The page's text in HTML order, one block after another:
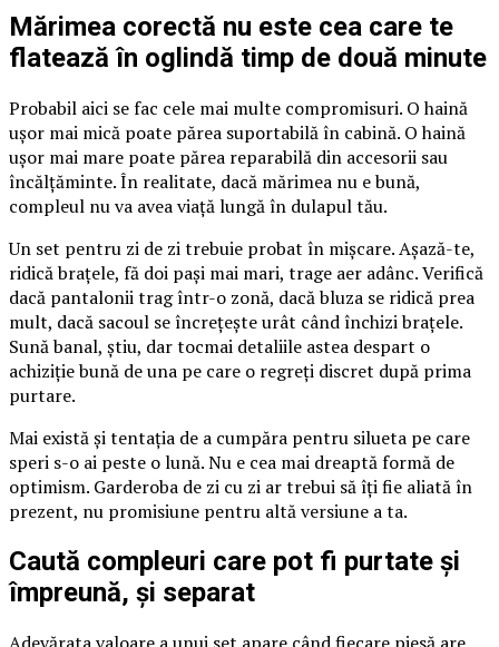
Mărimea corectă nu este cea care te
flatează în oglindă timp de două minute
Probabil aici se fac cele mai multe compromisuri. O haină
ușor mai mică poate părea suportabilă în cabină. O haină
ușor mai mare poate părea reparabilă din accesorii sau
încălțăminte. În realitate, dacă mărimea nu e bună,
compleul nu va avea viață lungă în dulapul tău.
Un set pentru zi de zi trebuie probat în mișcare. Așază-te,
ridică brațele, fă doi pași mai mari, trage aer adânc. Verifică
dacă pantalonii trag într-o zonă, dacă bluza se ridică prea
mult, dacă sacoul se încrețește urât când închizi brațele.
Sună banal, știu, dar tocmai detaliile astea despart o
achiziție bună de una pe care o regreți discret după prima
purtare.
Mai există și tentația de a cumpăra pentru silueta pe care
speri s-o ai peste o lună. Nu e cea mai dreaptă formă de
optimism. Garderoba de zi cu zi ar trebui să îți fie aliată în
prezent, nu promisiune pentru altă versiune a ta.
Caută compleuri care pot fi purtate și
împreună, și separat